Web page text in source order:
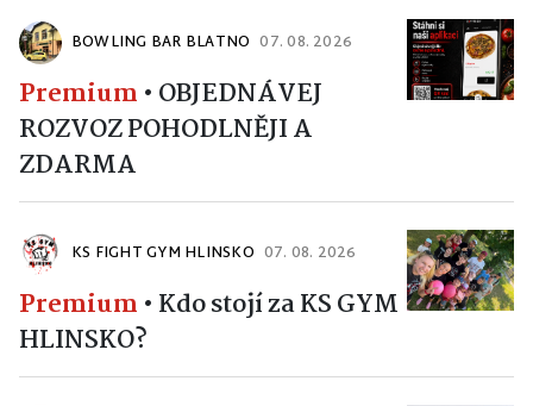
BOWLING BAR BLATNO 07. 08. 2026
Premium • OBJEDNÁVEJ
ROZVOZ POHODLNĚJI A
ZDARMA
KS FIGHT GYM HLINSKO 07. 08. 2026
Premium • Kdo stojí za KS GYM
HLINSKO?